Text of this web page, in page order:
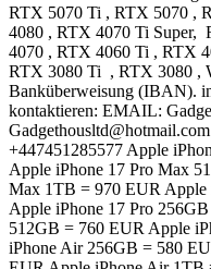
RTX 5070 Ti , RTX 5070 ,
4080 , RTX 4070 Ti Super,
4070 , RTX 4060 Ti , RTX
RTX 3080 Ti , RTX 3080 ,
Banküberweisung (IBAN).
kontaktieren: EMAIL:
+447451285577 Apple
Apple iPhone 17 Pro Max
Max 1TB = 970 EUR Apple
Apple iPhone 17 Pro
512GB = 760 EUR Apple
iPhone Air 256GB = 580